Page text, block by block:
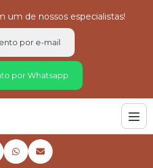
um de nossos especialistas!
por e-mail
por Whatsapp